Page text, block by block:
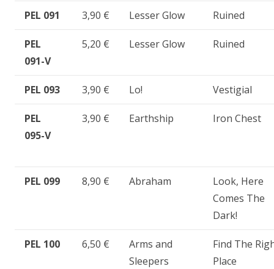
PEL 091 3,90 € Lesser Glow Ruined
PEL
091-V
5,20 € Lesser Glow Ruined
PEL 093 3,90 € Lo! Vestigial
PEL
095-V
3,90 € Earthship Iron Chest
PEL 099 8,90 € Abraham
Look, Here
Comes The
Dark!
PEL 100 6,50 €
Arms and
Sleepers
Find The
Place